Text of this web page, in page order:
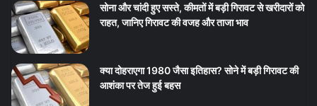
सोना और चांदी हुए सस्ते, कीमतों में बड़ी गिरावट से खरीदारों को
राहत, जानिए गिरावट की वजह और ताजा भाव
क्या दोहराएगा 1980 जैसा इतिहास? सोने में बड़ी गिरावट की
आशंका पर तेज हुई बहस